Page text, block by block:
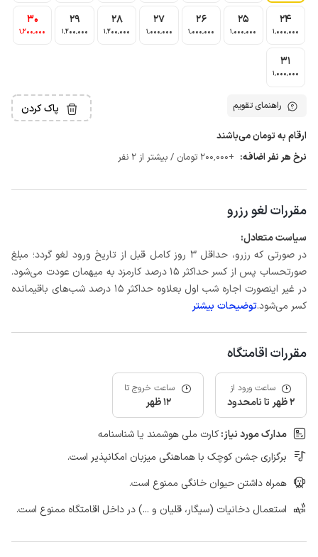
24
1٬000٬000
25
1٬000٬000
26
1٬000٬000
27
1٬000٬000
28
1٬200٬000
29
1٬200٬000
30
1٬200٬000
31
1٬000٬000
راهنمای تقویم پاک کردن
ارقام به تومان می‌باشند
نرخ هر نفر اضافه: +200٬000 تومان / بیشتر از 2 نفر
مقررات لغو رزرو
سیاست متعادل:
در صورتی که رزرو، حداقل 3 روز کامل قبل از تاریخ ورود لغو گردد؛ مبلغ
صورتحساب پس از کسر حداکثر 15 درصد کارمزد به میهمان عودت می‌شود.
در غیر اینصورت اجاره شب اول بعلاوه حداکثر 15 درصد شب‌های باقیمانده
کسر می‌شود.توضیحات بیشتر
مقررات اقامتگاه
ساعت ورود از
2 ظهر تا نامحدود
ساعت خروج تا
12 ظهر
مدارک مورد نیاز:کارت ملی هوشمند یا شناسنامه
برگزاری جشن کوچک با هماهنگی میزبان امکانپذیر است.
همراه داشتن حیوان خانگی ممنوع است.
استعمال دخانیات (سیگار، قلیان و ...) در داخل اقامتگاه ممنوع است.